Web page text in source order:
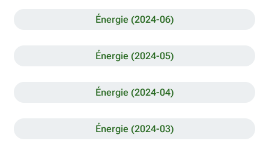
Énergie (2024-06)
Énergie (2024-05)
Énergie (2024-04)
Énergie (2024-03)